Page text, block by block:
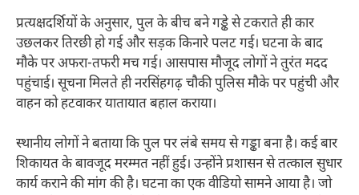
प्रत्यक्षदर्शियों के अनुसार, पुल के बीच बने गड्ढे से टकराते ही कार
उछलकर तिरछी हो गई और सड़क किनारे पलट गई। घटना के बाद
मौके पर अफरा-तफरी मच गई। आसपास मौजूद लोगों ने तुरंत मदद
पहुंचाई। सूचना मिलते ही नरसिंहगढ़ चौकी पुलिस मौके पर पहुंची और
वाहन को हटवाकर यातायात बहाल कराया।
स्थानीय लोगों ने बताया कि पुल पर लंबे समय से गड्ढा बना है। कई बार
शिकायत के बावजूद मरम्मत नहीं हुई। उन्होंने प्रशासन से तत्काल सुधार
कार्य कराने की मांग की है। घटना का एक वीडियो सामने आया है। जो